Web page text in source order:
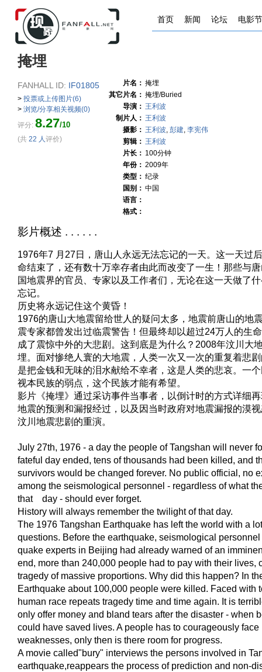
首页 新闻 论坛 电影节
掩埋
FANHALL ID: IF01805
> 投票或上传图片(6)
> 浏览/分享相关视频(0)
评分: 8.27/10
(共 22 人评价)
片名： 掩埋
其它片名： 掩埋/Buried
导演： 王利波
制片人： 王利波
摄影： 王利波, 彭建, 李宪伟
剪辑： 王利波
片长： 100分钟
年份： 2009年
类型： 纪录
国别： 中国
语言：
格式：
影片概述 . . . . . .
1976年7 月27日，唐山人永远无法忘记的一天。这一天过
命结束了，还有数十万幸存者由此而改变了一生！那些与
国地震界的官员、专家以及工作者们，无论在这一天做了
忘记。
历史将永远记住这个黄昏！
1976的唐山大地震留给世人的疑问太多，地震前唐山的地
震专家都曾发出过临震警告！但最终却以超过24万人的生
成了震惊中外的大悲剧。这到底是为什么？2008年汶川大
埋。面对惨绝人寰的大地震，人类一次又一次的重复着悲
是把金钱和无味的泪水献给不幸者，这是人类的悲哀。一
视本民族的弱点，这个民族才能有希望。
影片《掩埋》通过采访事件当事者，以倒计时的方式详细
地震的预测和漏报经过，以及因当时政府对地震漏报的漠
汶川地震悲剧的重演。
July 27th, 1976 - a day the people of Tangshan will never
fateful day ended, tens of thousands had been killed, and
survivors would be changed forever. No public official, no
among the seismological personnel - regardless of what
that day - should ever forget.
History will always remember the twilight of that day.
The 1976 Tangshan Earthquake has left the world with a
questions. Before the earthquake, seismological
quake experts in Beijing had already warned of an
end, more than 240,000 people had to pay with their lives,
tragedy of massive proportions. Why did this happen? In
Earthquake about 100,000 people were killed. Faced with
human race repeats tragedy time and time again. It is
only offer money and bland tears after the disaster - when
could have saved lives. A people has to courageously face
weaknesses, only then is there room for progress.
A movie called"bury" interviews the persons involved in
earthquake,reappears the process of prediction and non-